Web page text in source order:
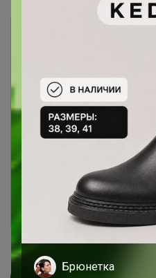
Чтобы ответить
необходимо
Это займет
Войти
Брюнетка